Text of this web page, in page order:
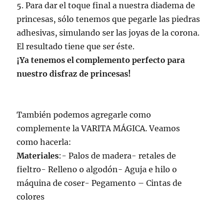
5. Para dar el toque final a nuestra diadema de
princesas, sólo tenemos que pegarle las piedras
adhesivas, simulando ser las joyas de la corona.
El resultado tiene que ser éste.
¡Ya tenemos el complemento perfecto para
nuestro disfraz de princesas!
También podemos agregarle como
complemente la VARITA MÁGICA. Veamos
como hacerla:
Materiales:- Palos de madera- retales de
fieltro- Relleno o algodón- Aguja e hilo o
máquina de coser- Pegamento – Cintas de
colores